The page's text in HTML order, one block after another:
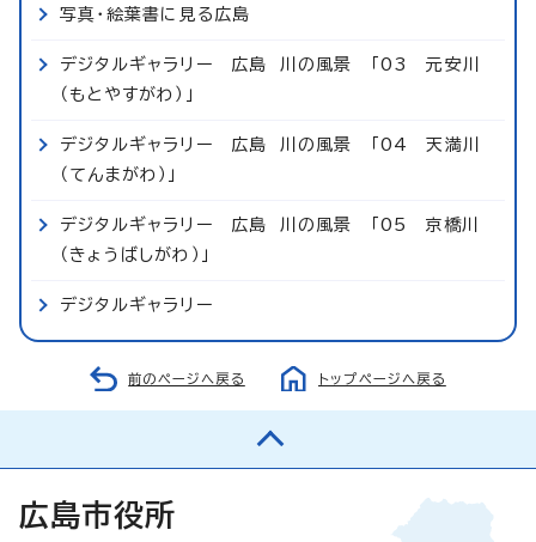
写真・絵葉書に見る広島
デジタルギャラリー 広島 川の風景 「03 元安川
（もとやすがわ）」
デジタルギャラリー 広島 川の風景 「04 天満川
（てんまがわ）」
デジタルギャラリー 広島 川の風景 「05 京橋川
（きょうばしがわ）」
デジタルギャラリー
前のページへ戻る トップページへ戻る
広島市役所